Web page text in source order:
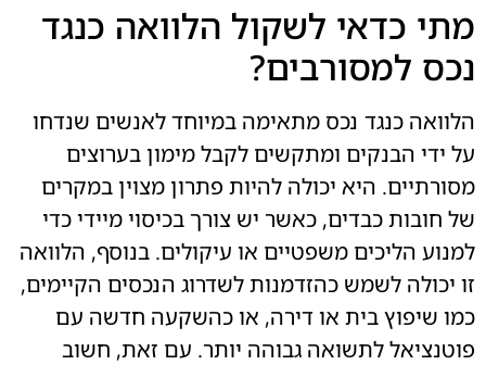
מתי כדאי לשקול הלוואה כנגד
נכס למסורבים?
הלוואה כנגד נכס מתאימה במיוחד לאנשים שנדחו
על ידי הבנקים ומתקשים לקבל מימון בערוצים
מסורתיים. היא יכולה להיות פתרון מצוין במקרים
של חובות כבדים, כאשר יש צורך בכיסוי מיידי כדי
למנוע הליכים משפטיים או עיקולים. בנוסף, הלוואה
זו יכולה לשמש כהזדמנות לשדרוג הנכסים הקיימים,
כמו שיפוץ בית או דירה, או כהשקעה חדשה עם
פוטנציאל לתשואה גבוהה יותר. עם זאת, חשוב